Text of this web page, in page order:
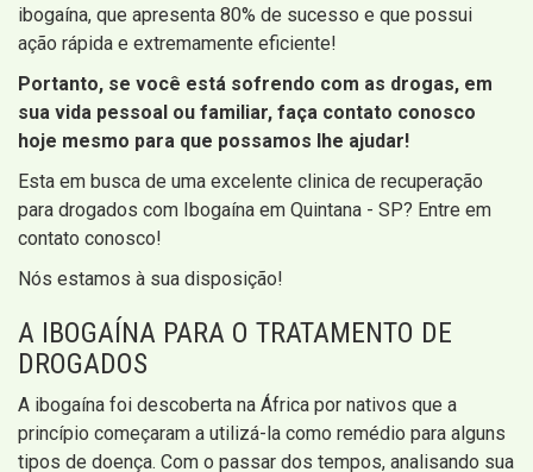
ibogaína, que apresenta 80% de sucesso e que possui
ação rápida e extremamente eficiente!
Portanto, se você está sofrendo com as drogas, em
sua vida pessoal ou familiar, faça contato conosco
hoje mesmo para que possamos lhe ajudar!
Esta em busca de uma excelente clinica de recuperação
para drogados com Ibogaína em Quintana - SP? Entre em
contato conosco!
Nós estamos à sua disposição!
A IBOGAÍNA PARA O TRATAMENTO DE
DROGADOS
A ibogaína foi descoberta na África por nativos que a
princípio começaram a utilizá-la como remédio para alguns
tipos de doença. Com o passar dos tempos, analisando sua